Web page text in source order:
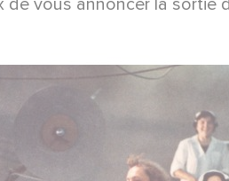
de vous annoncer la sortie